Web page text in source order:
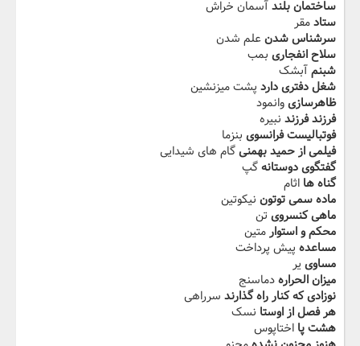
ساختمان بلندآسمان خراش
ستادمقر
سرشناس شدن علم شدن
سلاح انفجاری بمب
شبنمآبشک
شغل دفتری دارد پشت میزنشین
ظاهرسازیوانمود
فرزند فرزند نبیره
فوتبالیست فرانسوی بنزما
فیلمی از حمید بهمنیگام های شیدایی
گفتگوی دوستانهگپ
گناه ها اثام
ماده سمی توتون نیکوتین
ماهی کنسروی تن
محکم و استوارمتین
مساعده پیش پرداخت
مساوی یر
میزان الحرارهدماسنج
نوزادی که کنار راه گذارند سرراهی
هر فصل از اوستا نسک
هشت پا اختاپوس